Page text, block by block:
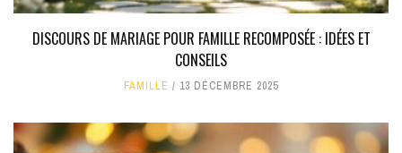
DISCOURS DE MARIAGE POUR FAMILLE RECOMPOSÉE : IDÉES ET
CONSEILS
FAMILLE 13 DÉCEMBRE 2025